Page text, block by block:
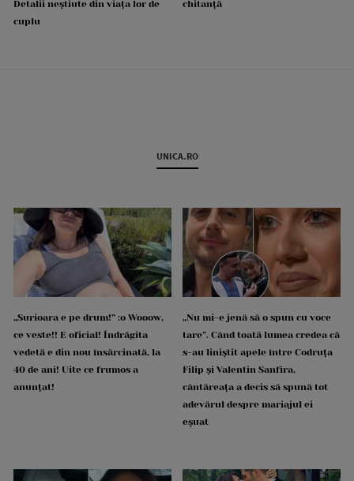
Detalii neștiute din viața lor de
cuplu
chitanță
UNICA.RO
„Surioara e pe drum!” :o Wooow,
ce veste!! E oficial! Îndrăgita
vedetă e din nou însărcinată, la
40 de ani! Uite ce frumos a
anunțat!
„Nu mi-e jenă să o spun cu voce
tare”. Când toată lumea credea că
s-au liniștit apele între Codruța
Filip și Valentin Sanfira,
cântăreața a decis să spună tot
adevărul despre mariajul ei
eșuat